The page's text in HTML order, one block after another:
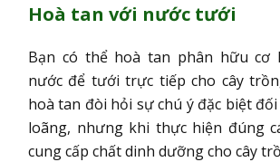
Hoà tan với nước tưới
Bạn có thể hoà tan phân hữu cơ
nước để tưới trực tiếp cho cây
hoà tan đòi hỏi sự chú ý đặc biệt
loãng, nhưng khi thực hiện đúng
cung cấp chất dinh dưỡng cho cây